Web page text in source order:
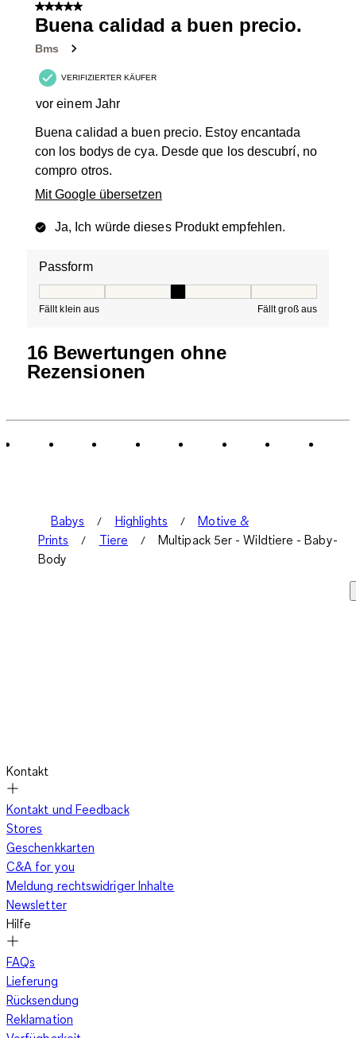
5 von 5 Sternen.
Buena calidad a buen precio.
Bms
VERIFIZIERTER KÄUFER
vor einem Jahr
Buena calidad a buen precio. Estoy encantada
con los bodys de cya. Desde que los descubrí, no
compro otros.
Mit Google übersetzen
Ja, Ich würde dieses Produkt empfehlen.
Passform
Fällt klein aus Fällt groß aus
16 Bewertungen ohne
Rezensionen
Babys Highlights
Motive &
Prints
Tiere
Multipack 5er - Wildtiere - Baby-
Body
Kontakt
Kontakt und Feedback
Stores
Geschenkkarten
C&A for you
Meldung rechtswidriger Inhalte
Newsletter
Hilfe
FAQs
Lieferung
Rücksendung
Reklamation